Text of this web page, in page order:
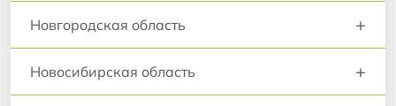
Новгородская область +
Новосибирская область +